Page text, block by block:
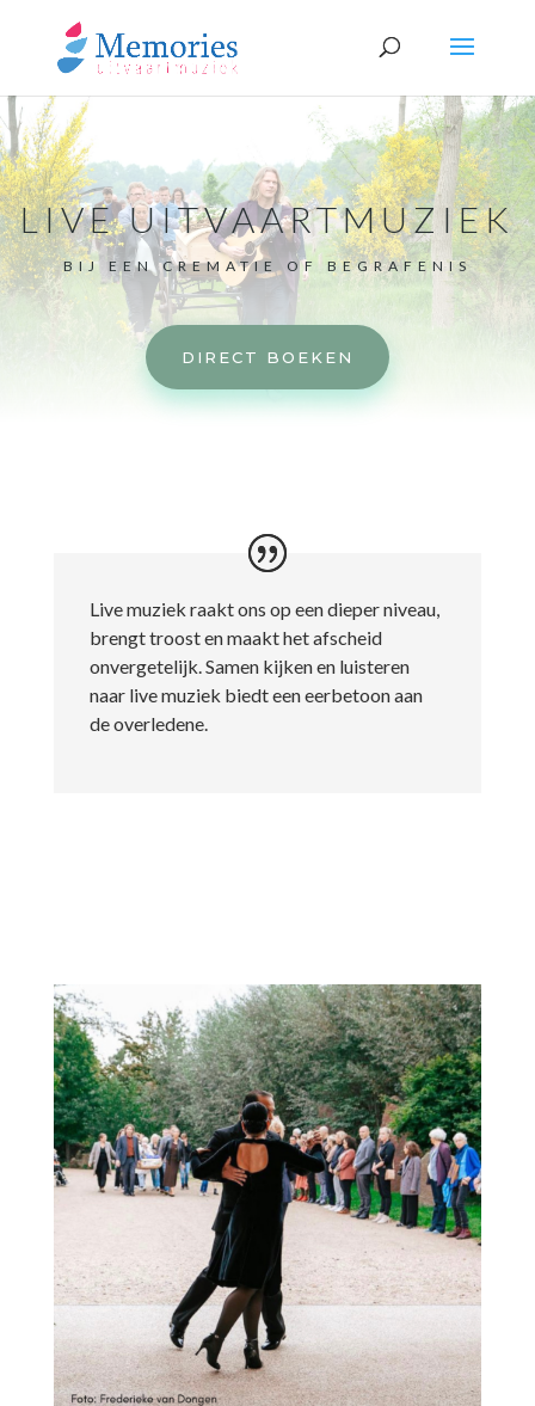
LIVE UITVAARTMUZIEK
BIJ EEN CREMATIE OF BEGRAFENIS
DIRECT BOEKEN
Live muziek raakt ons op een dieper niveau,
brengt troost en maakt het afscheid
onvergetelijk. Samen kijken en luisteren
naar live muziek biedt een eerbetoon aan
de overledene.